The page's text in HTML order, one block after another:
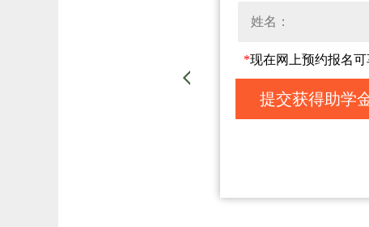
*现在网上预约报名可
提交获得助学